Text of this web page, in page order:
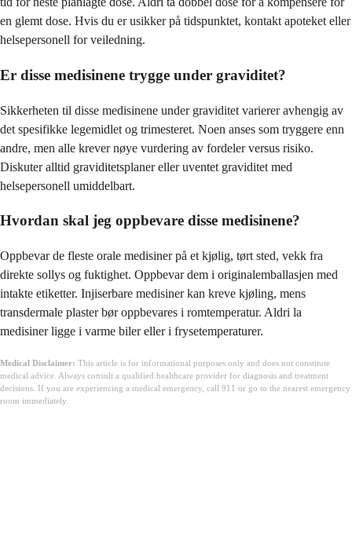
en glemt dose. Hvis du er usikker på tidspunktet, kontakt apoteket eller
helsepersonell for veiledning.
Er disse medisinene trygge under graviditet?
Sikkerheten til disse medisinene under graviditet varierer avhengig av
det spesifikke legemidlet og trimesteret. Noen anses som tryggere enn
andre, men alle krever nøye vurdering av fordeler versus risiko.
Diskuter alltid graviditetsplaner eller uventet graviditet med
helsepersonell umiddelbart.
Hvordan skal jeg oppbevare disse medisinene?
Oppbevar de fleste orale medisiner på et kjølig, tørt sted, vekk fra
direkte sollys og fuktighet. Oppbevar dem i originalemballasjen med
intakte etiketter. Injiserbare medisiner kan kreve kjøling, mens
transdermale plaster bør oppbevares i romtemperatur. Aldri la
medisiner ligge i varme biler eller i frysetemperaturer.
Medical Disclaimer: This article is for informational purposes only and does not constitute
medical advice. Always consult a qualified healthcare provider for diagnosis and treatment
decisions. If you are experiencing a medical emergency, call 911 or go to the nearest emergency
room immediately.